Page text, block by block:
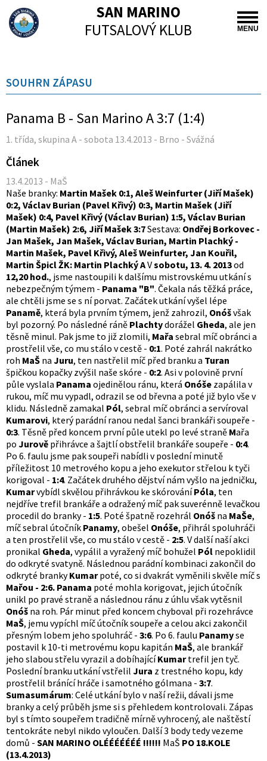
MENU
SAN MARINO
FUTSALOVÝ KLUB
SOUHRN ZÁPASU
Panama B - San Marino A 3:7 (1:4)
1. třída, skupina A - sobota 13.4.2013 - Brno - Svážná
Článek
13.4.2013 - MaŠ
Naše branky: Martin Mašek 0:1, Aleš Weinfurter (Jiří Mašek)
0:2, Václav Burian (Pavel Křivý) 0:3, Martin Mašek (Jiří
Mašek) 0:4, Pavel Křivý (Václav Burian) 1:5, Václav Burian
(Martin Mašek) 2:6, Jiří Mašek 3:7Sestava: Ondřej Borkovec -
Jan Mašek, Jan Mašek, Václav Burian, Martin Plachký -
Martin Mašek, Pavel Křivý, Aleš Weinfurter, Jan Kouřil,
Martin ŠpiclŽK: Martin PlachkýAVsobotu, 13. 4. 2013od
12,20 hod., jsme nastoupili k dalšímu mistrovskému utkání s
nebezpečným týmem - Panama "B". Čekala nás těžká práce,
ale chtěli jsme se s ní porvat. Začátek utkání vyšel lépe
Panamě, která byla prvním týmem, jenž zahrozil, Onóšvšak
byl pozorný. Po následné ráně Plachtydorážel Gheda, ale jen
těsně minul. Pak jsme to již zlomili, Mařa sebral míč obránci a
prostřelil vše, co mu stálo v cestě - 0:1. Poté zahrál nakrátko
roh MaŠ na Juru, ten nastřelil míč před branku a Turan
špičkou kopačky zvýšil naše skóre - 0:2. Asi v polovině první
půle vyslala Panama ojedinělou ránu, která Onóše zapálila v
rukou, míč mu vypadl, odrazil se od břevna a poté již bylo vše v
klidu. Následně zamakal Pól, sebral míč obránci a servíroval
Kumarovi, který parádní ranou nedal šanci brankáři soupeře -
0:3. Těsně před koncem první půle utekl po levé straně Mařa
po Jurově přihrávce a šajtlí obstřelil brankáře soupeře - 0:4.
Po 6. faulu jsme pak soupeři nabídli v poslední minutě
příležitost 10 metrového kopu a jeho exekutor střelou k tyči
korigoval - 1:4. Začátek druhého dějství nám vyšlo na jedničku,
Kumarvybídl skvělou přihrávkou ke skórováníPóla, ten
nejdříve trefil brankáře a odražený míč pak suverénně levačkou
procedil do branky - 1:5. Poté špatně rozehrál Onóš na MaŠe,
míč sebral útočník Panamy, obešel Onóše, přihrál spoluhráči
a ten prostřelil vše, co mu stálo v cestě - 2:5. V další naší akci
pronikal Gheda, vypálil a vyražený míč bohužel Pól nepoklidil
do odkryté svatyně. Následnou parádní kombinaci zakončil do
odkryté brankyKumarpoté, co si dvakrát vyměnili skvěle míč s
Mařou - 2:6. Panama poté mohla korigovat, jejich útočník
unikl po pravé straně a následnou ránu z úhlu však vytěsnil
Onóš na roh. Pár minut před koncem chyboval při rozehrávce
MaŠ, jemu vypíchl míč útočník soupeře a celou akci zakončil
přesným lobem jeho spoluhráč - 3:6. Po 6. faulu Panamyse
postavil k 10-ti metrovému kopu kapitán MaŠ, ale brankář
jeho slabou střelu vyrazil a dobíhajícíKumartrefil jen tyč.
Poslední branku utkání vstřelil Jura z trestného kopu, kdy
prostřelil bránící hráče i samotného gólmana - 3:7.
Sumasumárum: Celé utkání bylo v naší režii, dávali jsme
branky a celý průběh jsme si s přehledem kontrolovali. Zápas
byl s tímto soupeřem tradičně mírně vyhrocený, ale naštěstí
tentokráte nebyl nikdo vyloučen. Další 3 body tedy vezeme
domů - SAN MARINO OLÉÉÉÉÉÉÉ !!!!!! MaŠ PO 18.KOLE
(13.4.2013)